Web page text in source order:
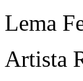
Lema
Artista